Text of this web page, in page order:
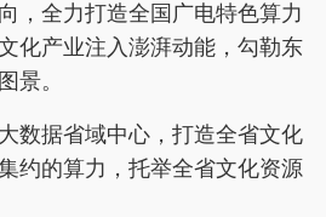
，全力打造全国广电特色算力
化产业注入澎湃动能，勾勒东
景。
数据省域中心，打造全省文化
约的算力，托举全省文化资源